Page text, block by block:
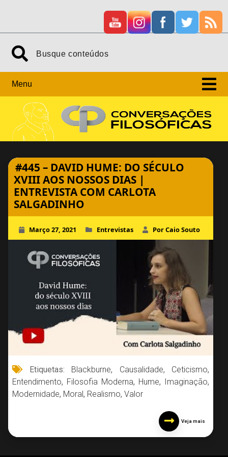
Search
Menu
#445 – DAVID HUME: DO SÉCULO
XVIII AOS NOSSOS DIAS |
ENTREVISTA COM CARLOTA
SALGADINHO
Março 27, 2021 Entrevistas Por Caio Souto
Etiquetas: Blackburne, Causalidade, Ceticismo,
Entendimento, Filosofia Moderna, Hume, Imaginação,
Modernidade, Moral, Realismo, Valor
Veja mais